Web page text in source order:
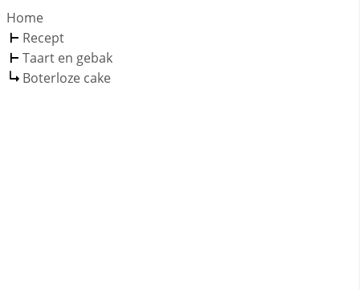
Home
Recept
Taart en gebak
Boterloze cake